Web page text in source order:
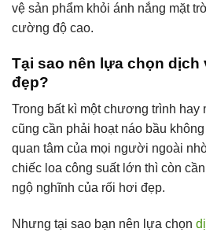
vệ sản phẩm khỏi ánh nắng mặt
cường độ cao.
Tại sao nên lựa chọn dịch
đẹp?
Trong bất kì một chương trình hay
cũng cần phải hoạt náo bầu
quan tâm của mọi người ngoài
chiếc loa công suất lớn thì còn
ngộ nghĩnh của rối hơi đẹp.
Nhưng tại sao bạn nên lựa chọn